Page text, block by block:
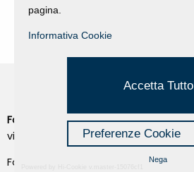
Fondazione Dino Zoli
viale Bologna 288, Forlì
Fondo dot. euro 285.000 i.v.
pagina.
Informativa Cookie
Accetta Tutto
Preferenze Cookie
Nega